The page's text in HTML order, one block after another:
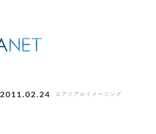
2011.02.24 エアリアルイメージング